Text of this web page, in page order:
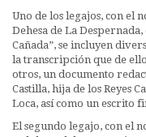
Uno de los legajos, con el
Dehesa de La
Cañada”, se incluyen
la transcripción que de
otros, un documento
Castilla, hija de los Reyes
Loca, así como un escrito
El segundo legajo, con el